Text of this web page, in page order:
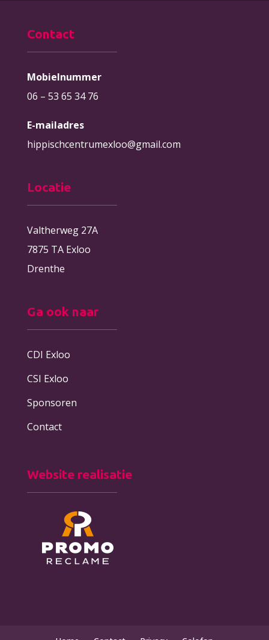
Contact
Mobielnummer
06 – 53 65 34 76
E-mailadres
hippischcentrumexloo@gmail.com
Locatie
Valtherweg 27A
7875 TA Exloo
Drenthe
Ga ook naar
CDI Exloo
CSI Exloo
Sponsoren
Contact
Website realisatie